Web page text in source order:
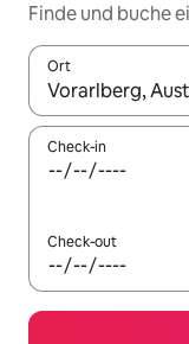
Finde und buche
Ort
Wenn Ergebnisse
Check-in
Check-out